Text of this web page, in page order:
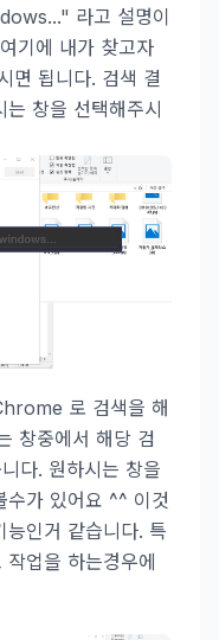
라고 설명이
기에 내가 찾고자
면 됩니다. 검색 결
창을 선택해주시
로 검색을 해
창중에서 해당 검
다. 원하시는 창을
수가 있어요 ^^ 이것
능인거 같습니다. 특
업을 하는경우에